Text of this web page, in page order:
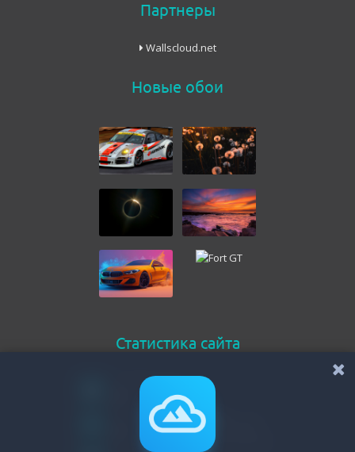
Партнеры
Wallscloud.net
Новые обои
Статистика сайта
Онлайн всего
Гостей